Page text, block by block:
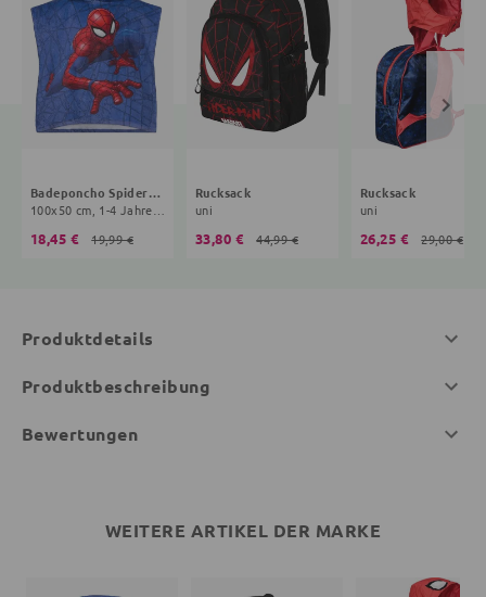
Badeponcho Spiderman
100x50 cm, 1-4 Jahre, blau
18,45 € 19,99 €
Rucksack
uni
33,80 € 44,99 €
Rucksack
uni
26,25 € 29,00 €
Produktdetails
Produktbeschreibung
Bewertungen
WEITERE ARTIKEL DER MARKE